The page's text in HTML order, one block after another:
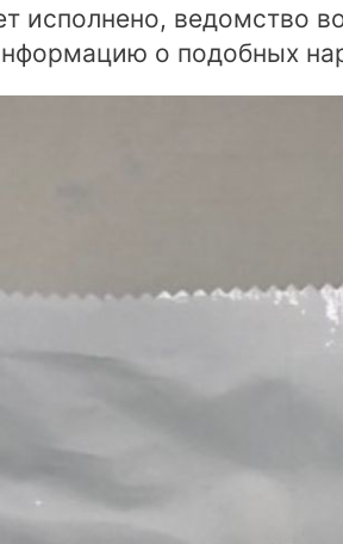
исполнено, ведомство
о подобных